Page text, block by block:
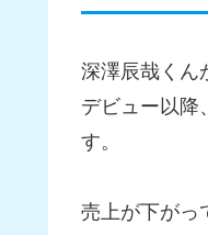
深澤辰哉くん
デビュー以降
す。
売上が下がっ